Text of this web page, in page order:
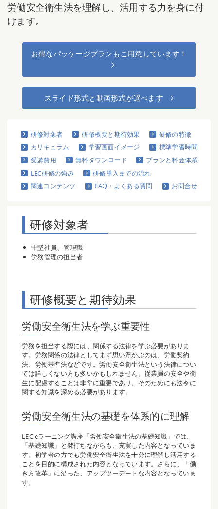
労働安全衛生法を理解し、活用する力を身に付
けます。
お得なパッケージプランもご用意しています！
スライド形式と動画形式が選べます
研修対象者 研修概要と期待効果
研修の特徴
カリキュラム
学習画面イメージ
標準学習時間
受講費用
無料ダウンロード
プランと料金体系
LEC研修の強み
研修導入までの流れ
関連コンテンツ
FAQ・よくある質問 お問合せ
研修対象者
中堅社員、管理職
労務管理の担当者
研修概要と期待効果
労働安全衛生法を学ぶ重要性
労務を担当する際には、関係する法律を学ぶ必要がありま
す。労務関係の法律としてまず思い浮かぶのは、労働契約
法、労働基準法などです。労働安全衛生法という法律につい
ては詳しくない方も多いかもしれません。従業員の安全や衛
生に配慮することは非常に重要であり、そのためにも法令に
関する知識を深める必要があります。
労働安全衛生法の基礎を体系的に理解
LEC eラーニング講座「労働安全衛生法の基礎知識」では、
「基礎知識」と銘打ちながらも、充実した内容となっていま
す。初学者の方でも労働安全衛生法を十分に理解し活用する
ことを目的に構成された内容となっています。さらに、「働
き方改革」に沿った、アップツーデートな内容となっていま
す。